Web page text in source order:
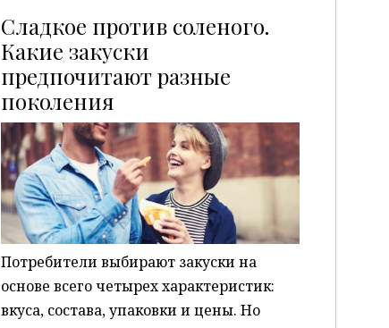
Сладкое против соленого.
Какие закуски
предпочитают разные
поколенияP
Потребители выбирают закуски на
основе всего четырех характеристик:
вкуса, состава, упаковки и цены. Но